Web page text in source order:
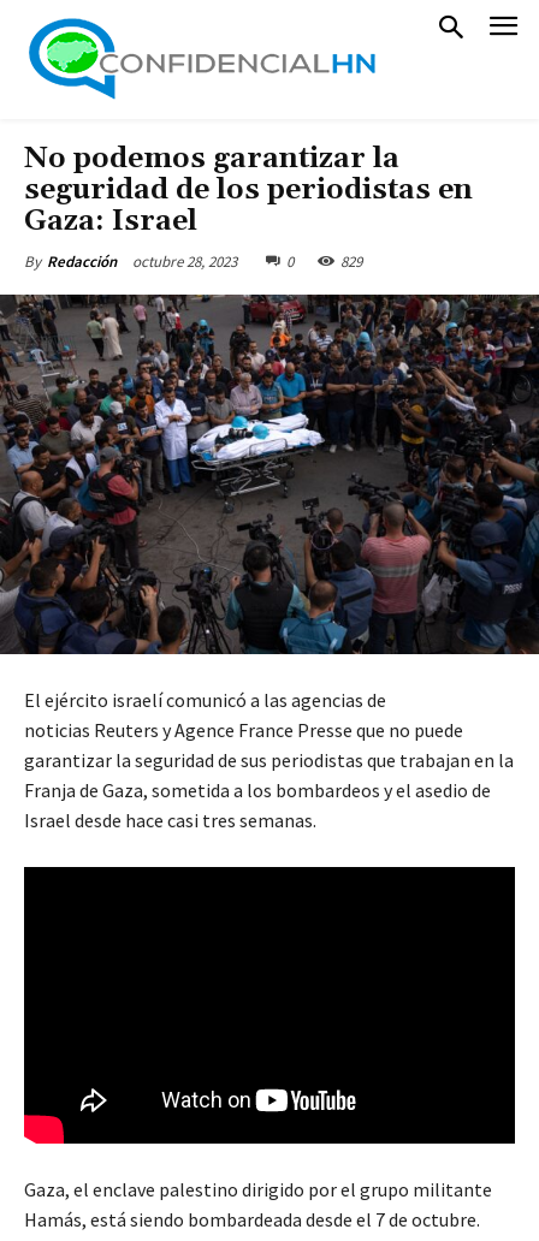
No podemos garantizar la
seguridad de los periodistas en
Gaza: Israel
By Redacción octubre 28, 2023 0 829
El ejército israelí comunicó a las agencias de
noticias Reuters y Agence France Presse que no puede
garantizar la seguridad de sus periodistas que trabajan en la
Franja de Gaza, sometida a los bombardeos y el asedio de
Israel desde hace casi tres semanas.
Gaza, el enclave palestino dirigido por el grupo militante
Hamás, está siendo bombardeada desde el 7 de octubre.